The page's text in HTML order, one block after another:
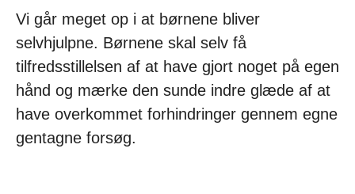
Vi går meget op i at børnene bliver
selvhjulpne. Børnene skal selv få
tilfredsstillelsen af at have gjort noget på egen
hånd og mærke den sunde indre glæde af at
have overkommet forhindringer gennem egne
gentagne forsøg.